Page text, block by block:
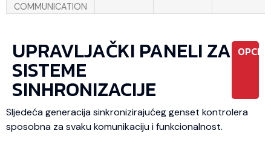
COMMUNICATION
UPRAVLJAČKI PANELI ZA
SISTEME
SINHRONIZACIJE
Sljedeća generacija sinkronizirajućeg genset kontrolera
sposobna za svaku komunikaciju i funkcionalnost.